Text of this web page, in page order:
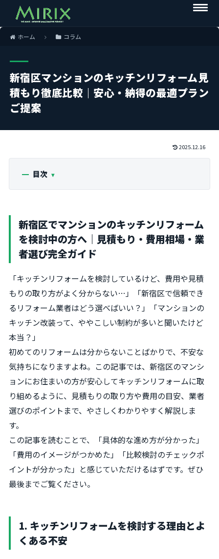
ホーム コラム
新宿区マンションのキッチンリフォーム見
積もり徹底比較｜安心・納得の最適プラン
ご提案
2025.12.16
目次
新宿区でマンションのキッチンリフォーム
を検討中の方へ｜見積もり・費用相場・業
者選び完全ガイド
「キッチンリフォームを検討しているけど、費用や見積
もりの取り方がよく分からない…」「新宿区で信頼でき
るリフォーム業者はどう選べばいい？」「マンションの
キッチン改装って、ややこしい制約が多いと聞いたけど
本当？」
初めてのリフォームは分からないことばかりで、不安な
気持ちになりますよね。この記事では、新宿区のマンシ
ョンにお住まいの方が安心してキッチンリフォームに取
り組めるように、見積もりの取り方や費用の目安、業者
選びのポイントまで、やさしくわかりやすく解説しま
す。
この記事を読むことで、「具体的な進め方が分かった」
「費用のイメージがつかめた」「比較検討のチェックポ
イントが分かった」と感じていただけるはずです。ぜひ
最後までご覧ください。
1. キッチンリフォームを検討する理由とよ
くある不安